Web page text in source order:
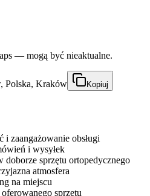
— mogą być nieaktualne.
Polska, Kraków Kopiuj
zaangażowanie obsługi
i wysyłek
doborze sprzętu ortopedycznego
atmosfera
na miejscu
sprzętu